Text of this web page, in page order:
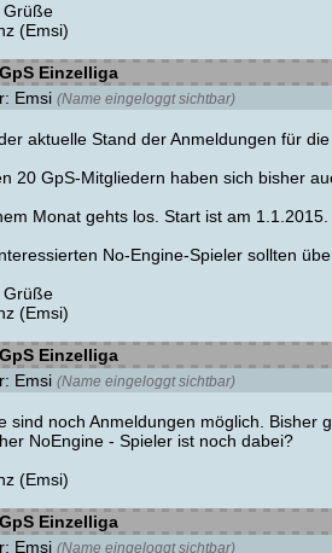
Grüße
(Emsi)
Einzelliga
Emsi (Name eingeloggt sichtbar)
aktuelle Stand der Anmeldungen für
20 GpS-Mitgliedern haben sich bisher
Monat gehts los. Start ist am 1.1.2015.
No-Engine-Spieler sollten
Grüße
(Emsi)
Einzelliga
Emsi (Name eingeloggt sichtbar)
sind noch Anmeldungen möglich. Bisher
NoEngine - Spieler ist noch dabei?
(Emsi)
Einzelliga
Emsi (Name eingeloggt sichtbar)